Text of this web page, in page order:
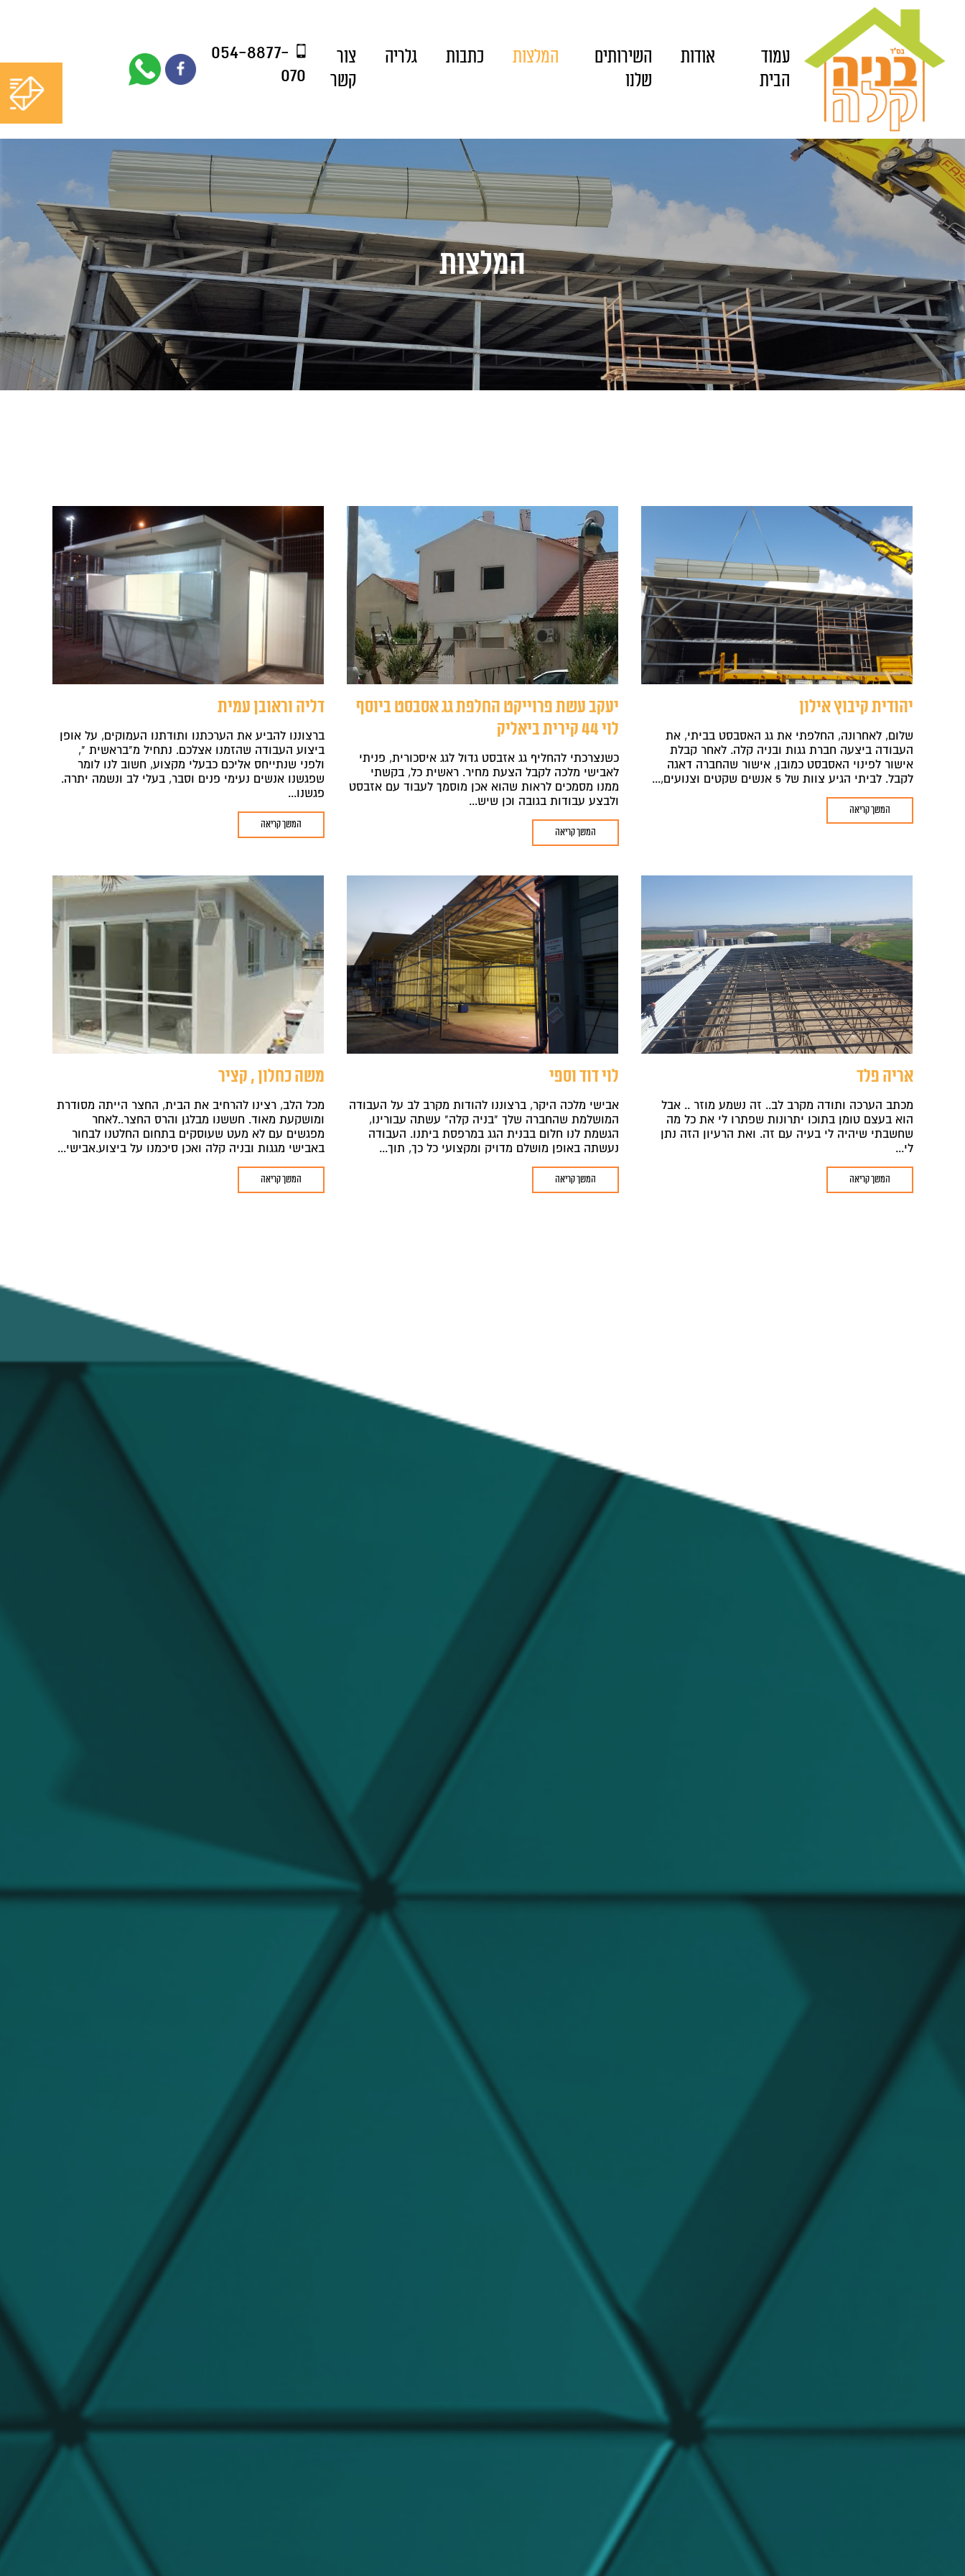
עמוד
הבית
אודות
השירותים
שלנו
המלצות כתבות גלריה
צור
קשר
054-8877-
070
054-8877-
המלצות
יהודית קיבוץ אילון
שלום, לאחרונה, החלפתי את גג האסבסט בביתי, את
העבודה ביצעה חברת גגות ובניה קלה. לאחר קבלת
אישור לפינוי האסבסט כמובן, אישור שהחברה דאגה
לקבל. לביתי הגיע צוות של 5 אנשים שקטים וצנועים,...
המשך קריאה
יעקב עשת פרוייקט החלפת גג אסבסט ביוסף
לוי 44 קירית ביאליק
כשנצרכתי להחליף גג אזבסט גדול לגג איסכורית, פניתי
לאבישי מלכה לקבל הצעת מחיר. ראשית כל, בקשתי
ממנו מסמכים לראות שהוא אכן מוסמך לעבוד עם אזבסט
ולבצע עבודות בגובה וכן שיש...
המשך קריאה
דליה וראובן עמית
ברצוננו להביע את הערכתנו ותודתנו העמוקים, על אופן
ביצוע העבודה שהזמנו אצלכם. נתחיל מ"בראשית ",
ולפני שנתייחס אליכם כבעלי מקצוע, חשוב לנו לומר
שפגשנו אנשים נעימי פנים וסבר, בעלי לב ונשמה יתרה.
פגשנו...
המשך קריאה
אריה פלד
מכתב הערכה ותודה מקרב לב.. זה נשמע מוזר .. אבל
הוא בעצם טומן בתוכו יתרונות שפתרו לי את כל מה
שחשבתי שיהיה לי בעיה עם זה. ואת הרעיון הזה נתן
לי...
המשך קריאה
לוי דוד וספי
אבישי מלכה היקר, ברצוננו להודות מקרב לב על העבודה
המושלמת שהחברה שלך "בניה קלה" עשתה עבורינו,
הגשמת לנו חלום בבנית הגג במרפסת ביתנו. העבודה
נעשתה באופן מושלם מדויק ומקצועי כל כך, תוך...
המשך קריאה
משה כחלון , קציר
מכל הלב, רצינו להרחיב את הבית, החצר הייתה מסודרת
ומושקעת מאוד. חששנו מבלגן והרס החצר..לאחר
מפגשים עם לא מעט שעוסקים בתחום החלטנו לבחור
באבישי מגגות ובניה קלה ואכן סיכמנו על ביצוע.אבישי...
המשך קריאה